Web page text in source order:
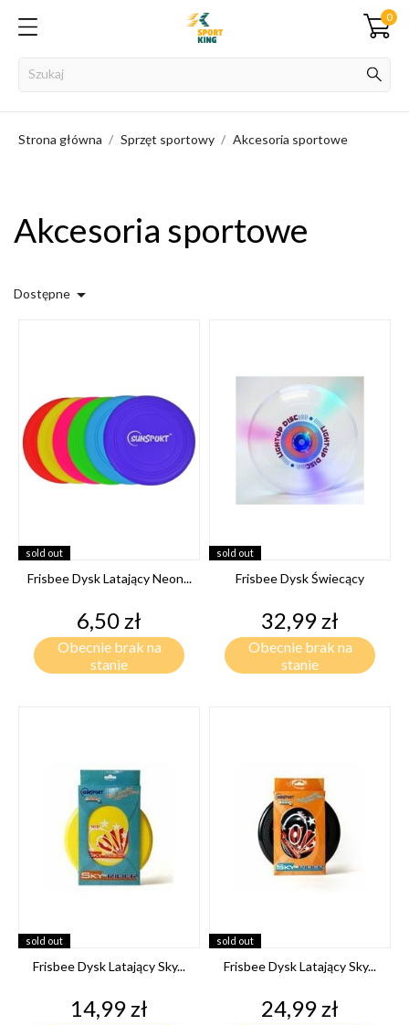
0
Strona główna Sprzęt sportowy Akcesoria sportowe
Akcesoria sportowe
Dostępne 
sold out
Frisbee Dysk Latający Neon...
Cena
6,50 zł
Obecnie brak na
stanie
sold out
Frisbee Dysk Świecący
Cena
32,99 zł
Obecnie brak na
stanie
sold out
Frisbee Dysk Latający Sky...
Cena
14,99 zł
sold out
Frisbee Dysk Latający Sky...
Cena
24,99 zł